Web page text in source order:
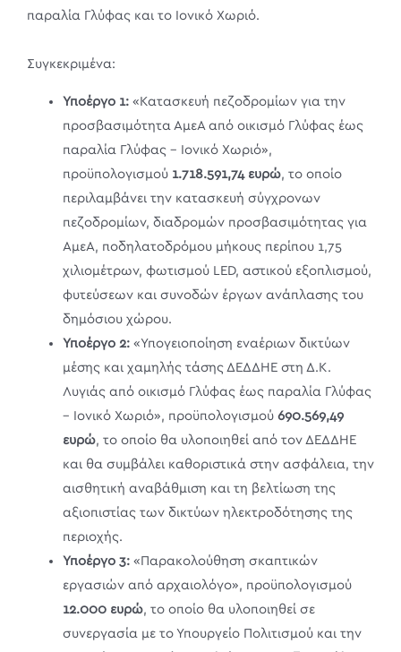
παραλία Γλύφας και το Ιονικό Χωριό.
Συγκεκριμένα:
Υποέργο 1: «Κατασκευή πεζοδρομίων για την
προσβασιμότητα ΑμεΑ από οικισμό Γλύφας έως
παραλία Γλύφας – Ιονικό Χωριό»,
προϋπολογισμού 1.718.591,74 ευρώ, το οποίο
περιλαμβάνει την κατασκευή σύγχρονων
πεζοδρομίων, διαδρομών προσβασιμότητας για
ΑμεΑ, ποδηλατοδρόμου μήκους περίπου 1,75
χιλιομέτρων, φωτισμού LED, αστικού εξοπλισμού,
φυτεύσεων και συνοδών έργων ανάπλασης του
δημόσιου χώρου.
Υποέργο 2: «Υπογειοποίηση εναέριων δικτύων
μέσης και χαμηλής τάσης ΔΕΔΔΗΕ στη Δ.Κ.
Λυγιάς από οικισμό Γλύφας έως παραλία Γλύφας
– Ιονικό Χωριό», προϋπολογισμού 690.569,49
ευρώ, το οποίο θα υλοποιηθεί από τον ΔΕΔΔΗΕ
και θα συμβάλει καθοριστικά στην ασφάλεια, την
αισθητική αναβάθμιση και τη βελτίωση της
αξιοπιστίας των δικτύων ηλεκτροδότησης της
περιοχής.
Υποέργο 3: «Παρακολούθηση σκαπτικών
εργασιών από αρχαιολόγο», προϋπολογισμού
12.000 ευρώ, το οποίο θα υλοποιηθεί σε
συνεργασία με το Υπουργείο Πολιτισμού και την